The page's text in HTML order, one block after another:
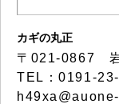
カギの丸正
〒021-0867
TEL：0191-